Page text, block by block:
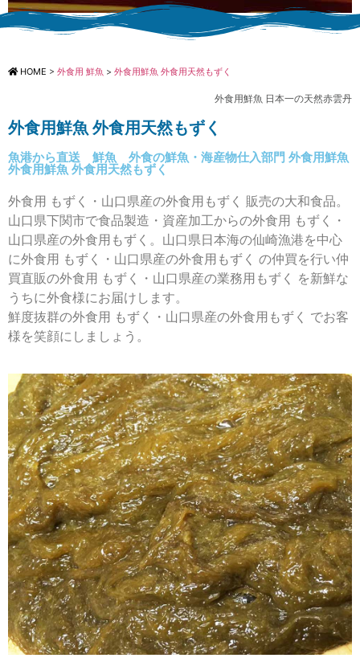
外食用鮮魚 外食用天然
もずく
外食用 もずく・山口県産の外食用もずく
販売の大和食品。山口県下関市で食品製
造・資産加工からの外食用 もずく・山口
県産の外食用もずく。
HOME > 外食用 鮮魚 > 外食用鮮魚 外食用天然もずく
外食用鮮魚 日本一の天然赤雲丹
外食用鮮魚 外食用天然もずく
魚港から直送 鮮魚 外食の鮮魚・海産物仕入部門 外食用鮮魚
外食用鮮魚 外食用天然もずく
外食用 もずく・山口県産の外食用もずく 販売の大和食品。
山口県下関市で食品製造・資産加工からの外食用 もずく・
山口県産の外食用もずく。山口県日本海の仙崎漁港を中心
に外食用 もずく・山口県産の外食用もずく の仲買を行い仲
買直販の外食用 もずく・山口県産の業務用もずく を新鮮な
うちに外食様にお届けします。
鮮度抜群の外食用 もずく・山口県産の外食用もずく でお客
様を笑顔にしましょう。